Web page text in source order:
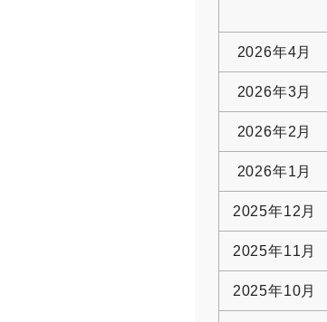
2026年4月
2026年3月
2026年2月
2026年1月
2025年12月
2025年11月
2025年10月